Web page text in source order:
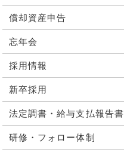
償却資産申告
忘年会
採用情報
新卒採用
法定調書・給与支払報告書
研修・フォロー体制